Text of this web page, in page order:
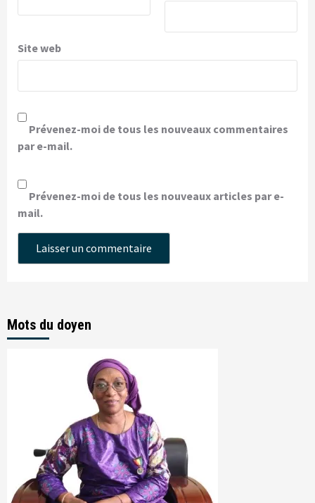
Site web
Prévenez-moi de tous les nouveaux commentaires
par e-mail.
Prévenez-moi de tous les nouveaux articles par e-
mail.
Mots du doyen